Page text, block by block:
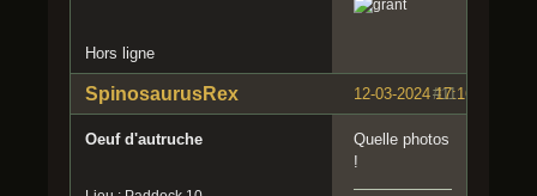
Hors ligne
#11
12-03-2024 17:16:02
SpinosaurusRex
Oeuf d'autruche
Quelle photos
!